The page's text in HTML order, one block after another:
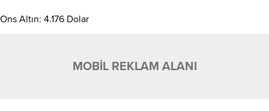
Ons Altın: 4.176 Dolar
MOBİL REKLAM ALANI